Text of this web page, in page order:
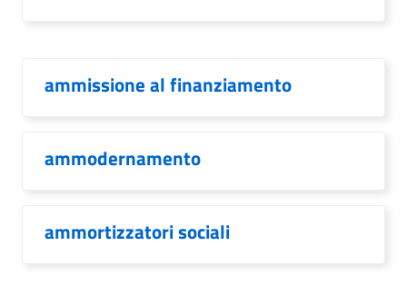
ammissione al finanziamento
ammodernamento
ammortizzatori sociali